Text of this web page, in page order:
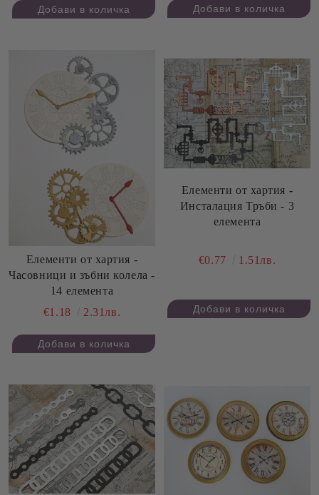
Елементи от хартия -
Часовници и зъбни колела -
14 елемента
€1.18
2.31лв.
Елементи от хартия -
Инсталация Тръби - 3
елемента
€0.77 1.51лв.